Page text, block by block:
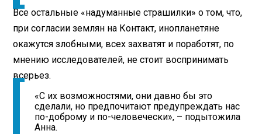
Все остальные «надуманные страшилки» о том, что,
при согласии землян на Контакт, инопланетяне
окажутся злобными, всех захватят и поработят, по
мнению исследователей, не стоит воспринимать
всерьез.
«С их возможностями, они давно бы это
сделали, но предпочитают предупреждать нас
по-доброму и по-человечески», – подытожила
Анна.